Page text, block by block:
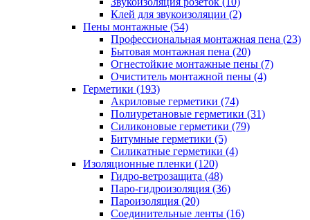
Клей для звукоизоляции (2)
Пены монтажные (54)
Профессиональная монтажная пена (23)
Бытовая монтажная пена (20)
Огнестойкие монтажные пены (7)
Очиститель монтажной пены (4)
Герметики (193)
Акриловые герметики (74)
Полиуретановые герметики (31)
Силиконовые герметики (79)
Битумные герметики (5)
Силикатные герметики (4)
Изоляционные пленки (120)
Гидро-ветрозащита (48)
Паро-гидроизоляция (36)
Пароизоляция (20)
Соединительные ленты (16)